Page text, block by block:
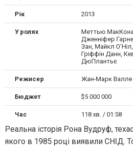
Рік 2013
У ролях
Меттью
Дженніфер
Зан, Майкл
Гріффін Данн,
ДюПлантьє
Режисер Жан-Марк Валле
Бюджет $5 000 000
Час 118 хв. / 01:58
Реальна історія Рона Вудруф,
якого в 1985 році виявили СНІД.